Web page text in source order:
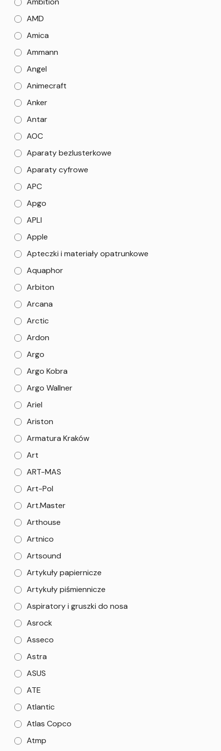
AMD
Amica
Ammann
Angel
Animecraft
Anker
Antar
AOC
Aparaty bezlusterkowe
Aparaty cyfrowe
APC
Apgo
APLI
Apple
Apteczki i materiały opatrunkowe
Aquaphor
Arbiton
Arcana
Arctic
Ardon
Argo
Argo Kobra
Argo Wallner
Ariel
Ariston
Armatura Kraków
Art
ART-MAS
Art-Pol
Art.Master
Arthouse
Artnico
Artsound
Artykuły papiernicze
Artykuły piśmiennicze
Aspiratory i gruszki do nosa
Asrock
Asseco
Astra
ASUS
ATE
Atlantic
Atlas Copco
Atmp